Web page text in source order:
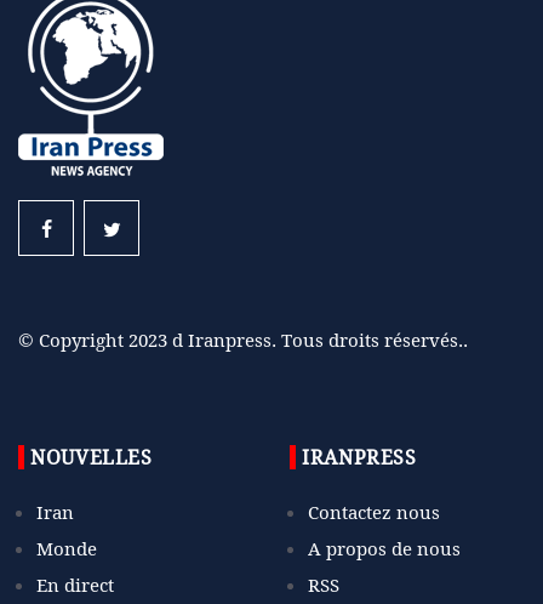
© Copyright 2023 d Iranpress. Tous droits réservés..
NOUVELLES
Iran
Monde
En direct
IRANPRESS
Contactez nous
A propos de nous
RSS